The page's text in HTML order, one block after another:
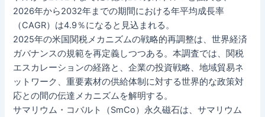
2026年から2032年までの期間における年平均成長率
（CAGR）は4.9％になると見込まれる。
2025年の米国関税メカニズムの戦略的再調整は、世界経済
ガバナンスの規範を再定義しつつある。本調査では、関税
エスカレーションの経路と、企業の投資戦略、地域貿易ネ
ットワーク、重要素材の供給体制に対する世界的な政策対
応との間の伝達メカニズムを解明する。
サマリウム・コバルト（SmCo）永久磁石は、サマリウム